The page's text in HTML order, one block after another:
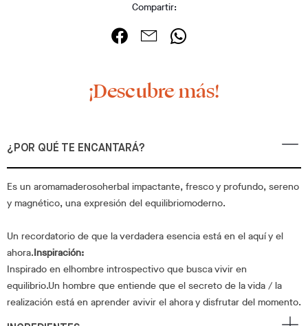
Compartir:
¡Descubre más!
¿POR QUÉ TE ENCANTARÁ?
Es un aromamaderosoherbal impactante, fresco y profundo, sereno
y magnético, una expresión del equilibriomoderno.
Un recordatorio de que la verdadera esencia está en el aquí y el
ahora.Inspiración:
Inspirado en elhombre introspectivo que busca vivir en
equilibrio.Un hombre que entiende que el secreto de la vida / la
realización está en aprender avivir el ahora y disfrutar del momento.